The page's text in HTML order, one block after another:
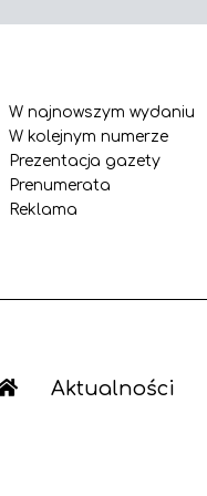
W najnowszym wydaniu
W kolejnym numerze
Prezentacja gazety
Prenumerata
Reklama
Aktualności